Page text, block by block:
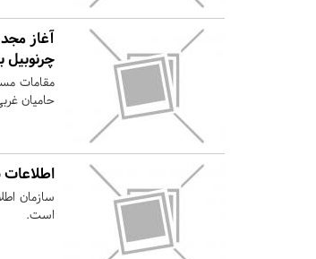
آغاز
چرنوبیل
مقامات
حامیان
سازمان
است.